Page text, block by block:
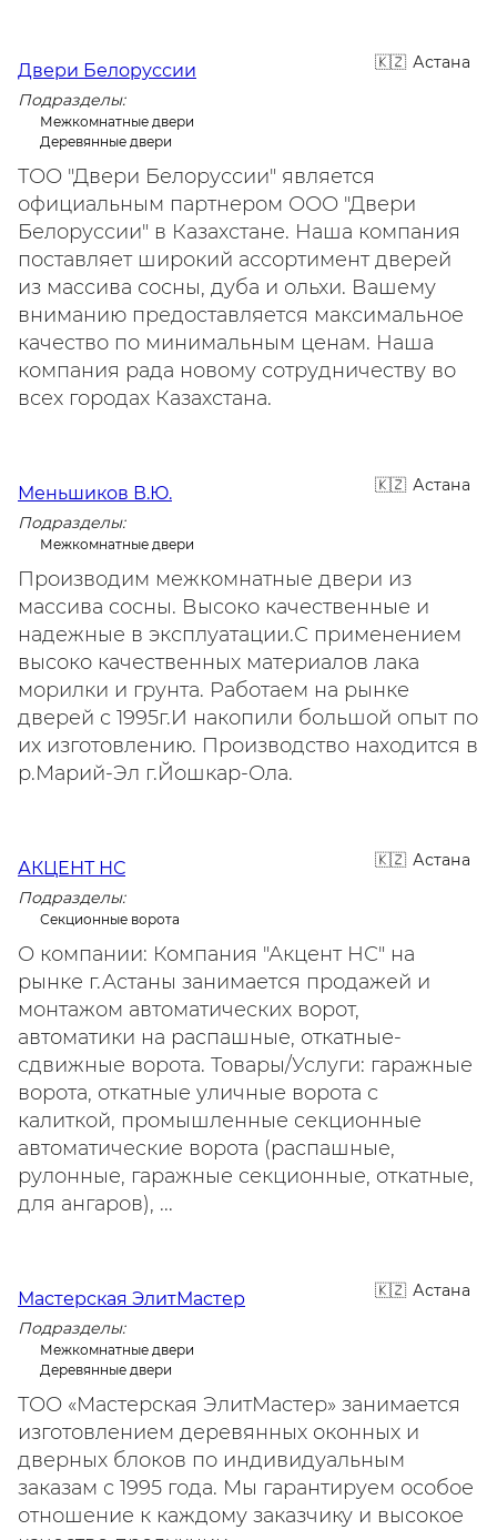
Астана
Двери Белоруссии
Подразделы:
Межкомнатные двери
Деревянные двери
ТОО "Двери Белоруссии" является
официальным партнером ООО "Двери
Белоруссии" в Казахстане. Наша компания
поставляет широкий ассортимент дверей
из массива сосны, дуба и ольхи. Вашему
вниманию предоставляется максимальное
качество по минимальным ценам. Наша
компания рада новому сотрудничеству во
всех городах Казахстана.
Астана
Меньшиков В.Ю.
Подразделы:
Межкомнатные двери
Производим межкомнатные двери из
массива сосны. Высоко качественные и
надежные в эксплуатации.С применением
высоко качественных материалов лака
морилки и грунта. Работаем на рынке
дверей с 1995г.И накопили большой опыт по
их изготовлению. Производство находится в
р.Марий-Эл г.Йошкар-Ола.
Астана
АКЦЕНТ НС
Подразделы:
Секционные ворота
О компании: Компания "Акцент НС" на
рынке г.Астаны занимается продажей и
монтажом автоматических ворот,
автоматики на распашные, откатные-
сдвижные ворота. Товары/Услуги: гаражные
ворота, откатные уличные ворота с
калиткой, промышленные секционные
автоматические ворота (распашные,
рулонные, гаражные секционные, откатные,
для ангаров), ...
Астана
Мастерская ЭлитМастер
Подразделы:
Межкомнатные двери
Деревянные двери
ТОО «Мастерская ЭлитМастер» занимается
изготовлением деревянных оконных и
дверных блоков по индивидуальным
заказам с 1995 года. Мы гарантируем особое
отношение к каждому заказчику и высокое